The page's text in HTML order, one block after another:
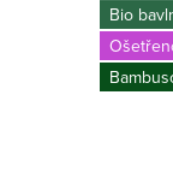
Bio